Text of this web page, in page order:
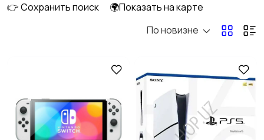
👉 Сохранить поиск
🌍Показать на карте
По новизне